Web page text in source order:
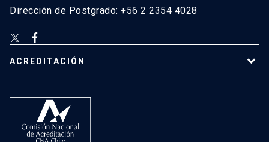
Dirección de Postgrado: +56 2 2354 4028
ACREDITACIÓN